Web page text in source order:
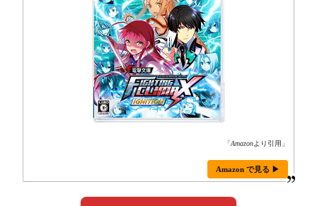
「Amazonより引用」
Amazon で見る ▶